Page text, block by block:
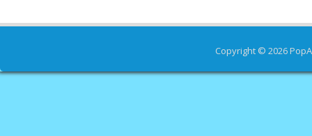
Copyright © 2026